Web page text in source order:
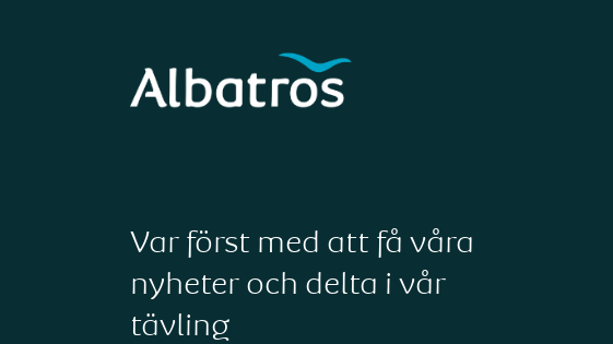
Var först med att få våra
nyheter och delta i vår
tävling